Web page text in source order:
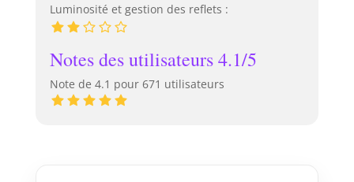
Luminosité et gestion des reflets :
Notes des utilisateurs 4.1/5
Note de 4.1 pour 671 utilisateurs